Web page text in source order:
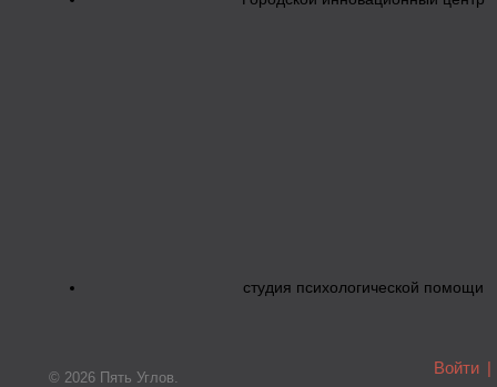
студия психологической помощи
© 2026 Пять Углов.
Войти